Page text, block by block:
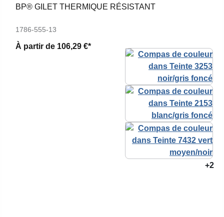
BP® GILET THERMIQUE RÉSISTANT
1786-555-13
À partir de 106,29 €*
+2